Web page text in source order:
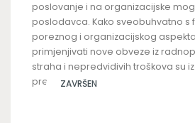
poslovanje i na organizacijske
poslodavca. Kako sveobuhvatno s
poreznog i organizacijskog
primjenjivati nove obveze iz
straha i nepredvidivih troškova su
pred... ZAVRŠEN